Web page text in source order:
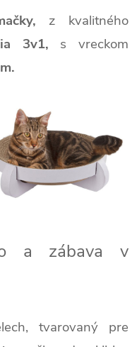
z kvalitného
3v1, s vreckom
a zábava v
tvarovaný pre